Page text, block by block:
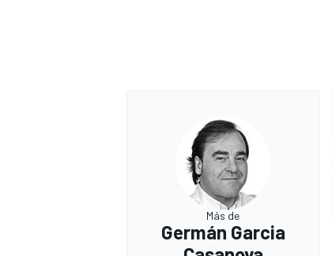
Más de
Germán Garcia